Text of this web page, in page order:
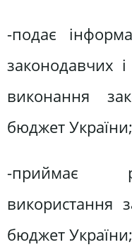
-подає
законодавчих
виконання
бюджет України;
-приймає
використання
бюджет України;